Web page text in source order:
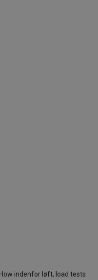
indenfor løft, load tests